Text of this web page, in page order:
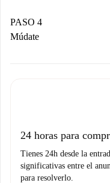
contacto con el
Si es rechazada:
Prueba de
PASO 4
Múdate
no nos comunicas
24 horas para
Tienes 24h desde la
significativas entre el
para resolverlo.